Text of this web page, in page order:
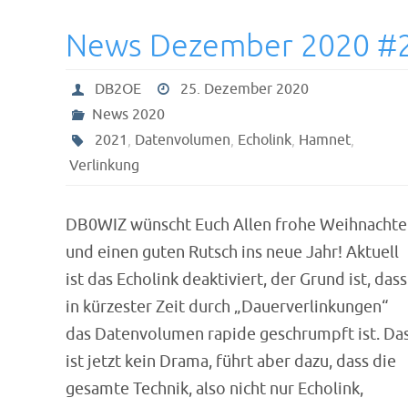
News Dezember 2020
DB2OE
25. Dezember 2020
News 2020
2021 , Datenvolumen, Echolink, Hamnet,
Verlinkung
DB0WIZ wünscht Euch Allen frohe
und einen guten Rutsch ins neue Jahr! Aktuell
ist das Echolink deaktiviert, der Grund ist, dass
in kürzester Zeit durch „Dauerverlinkungen“
das Datenvolumen rapide geschrumpft ist.
ist jetzt kein Drama, führt aber dazu, dass die
gesamte Technik, also nicht nur Echolink,